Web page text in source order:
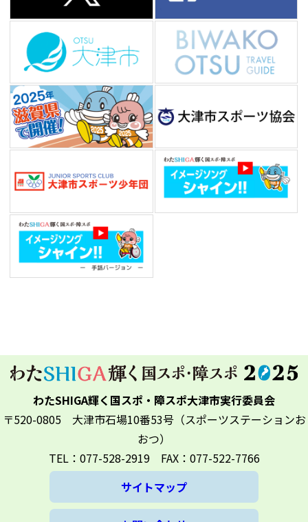
わたSHIGA輝く国スポ・障スポ大津市実行委員会
〒520-0805 大津市石場10番53号（スポーツステーションお
おつ）
TEL：077-528-2919 FAX：077-522-7766
サイトマップ